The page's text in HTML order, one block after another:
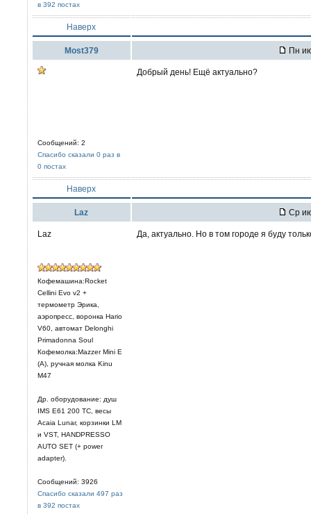
в 392 постах
Наверх
Most379 Пн
Сообщений: 2
Спасибо сказали 0 раз в
0 постах
Добрый день! Ещё актуально?
Наверх
Laz Ср
Laz
Кофемашина:Rocket
Cellini Evo v2 +
термометр Эрика,
аэропресс, воронка Hario
V60, автомат Delonghi
Primadonna Soul
Кофемолка:Mazzer Mini E
(A), ручная молка Kinu
M47
Др. оборудование: душ
IMS E61 200 TC, весы
Acaia Lunar, корзинки LM
и VST, HANDPRESSO
AUTO SET (+ power
adapter).
Сообщений: 3926
Спасибо сказали 497 раз
в 392 постах
Да, актуально. Но в том городе я буду